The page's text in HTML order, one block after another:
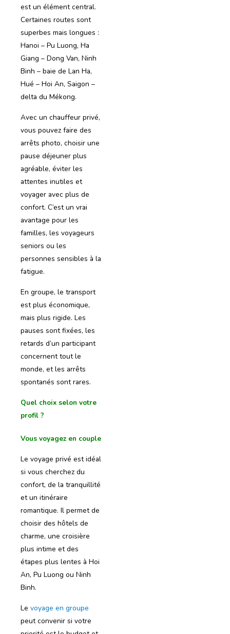
est un élément central.
Certaines routes sont
superbes mais longues :
Hanoi – Pu Luong, Ha
Giang – Dong Van, Ninh
Binh – baie de Lan Ha,
Hué – Hoi An, Saigon –
delta du Mékong.
Avec un chauffeur privé,
vous pouvez faire des
arrêts photo, choisir une
pause déjeuner plus
agréable, éviter les
attentes inutiles et
voyager avec plus de
confort. C’est un vrai
avantage pour les
familles, les voyageurs
seniors ou les
personnes sensibles à la
fatigue.
En groupe, le transport
est plus économique,
mais plus rigide. Les
pauses sont fixées, les
retards d’un participant
concernent tout le
monde, et les arrêts
spontanés sont rares.
Quel choix selon votre
profil ?
Vous voyagez en couple
Le voyage privé est idéal
si vous cherchez du
confort, de la tranquillité
et un itinéraire
romantique. Il permet de
choisir des hôtels de
charme, une croisière
plus intime et des
étapes plus lentes à Hoi
An, Pu Luong ou Ninh
Binh.
Le voyage en groupe
peut convenir si votre